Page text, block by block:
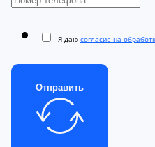
Я даю согласие на
Отправить